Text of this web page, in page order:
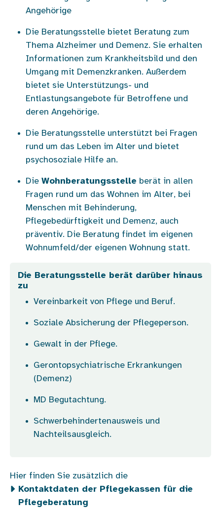
Angehörige
Die Beratungsstelle bietet Beratung zum
Thema Alzheimer und Demenz. Sie erhalten
Informationen zum Krankheitsbild und den
Umgang mit Demenzkranken. Außerdem
bietet sie Unterstützungs- und
Entlastungsangebote für Betroffene und
deren Angehörige.
Die Beratungsstelle unterstützt bei Fragen
rund um das Leben im Alter und bietet
psychosoziale Hilfe an.
Die Wohnberatungsstelle berät in allen
Fragen rund um das Wohnen im Alter, bei
Menschen mit Behinderung,
Pflegebedürftigkeit und Demenz, auch
präventiv. Die Beratung findet im eigenen
Wohnumfeld/der eigenen Wohnung statt.
Die Beratungsstelle berät darüber hinaus
zu
Vereinbarkeit von Pflege und Beruf.
Soziale Absicherung der Pflegeperson.
Gewalt in der Pflege.
Gerontopsychiatrische Erkrankungen
(Demenz)
MD Begutachtung.
Schwerbehindertenausweis und
Nachteilsausgleich.
Hier finden Sie zusätzlich die
Kontaktdaten der Pflegekassen für die
Pflegeberatung